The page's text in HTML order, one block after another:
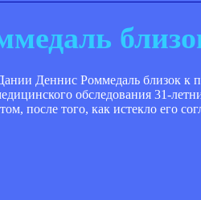
Деннис Роммедаль близок к
обследования 31-
после того, как истекло его